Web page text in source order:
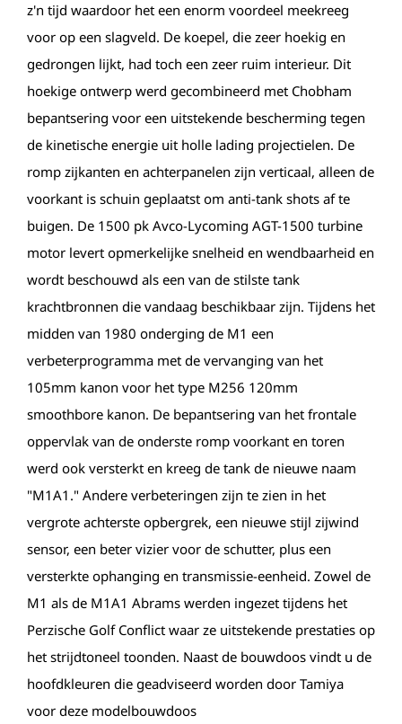
z'n tijd waardoor het een enorm voordeel meekreeg
voor op een slagveld. De koepel, die zeer hoekig en
gedrongen lijkt, had toch een zeer ruim interieur. Dit
hoekige ontwerp werd gecombineerd met Chobham
bepantsering voor een uitstekende bescherming tegen
de kinetische energie uit holle lading projectielen. De
romp zijkanten en achterpanelen zijn verticaal, alleen de
voorkant is schuin geplaatst om anti-tank shots af te
buigen. De 1500 pk Avco-Lycoming AGT-1500 turbine
motor levert opmerkelijke snelheid en wendbaarheid en
wordt beschouwd als een van de stilste tank
krachtbronnen die vandaag beschikbaar zijn. Tijdens het
midden van 1980 onderging de M1 een
verbeterprogramma met de vervanging van het
105mm kanon voor het type M256 120mm
smoothbore kanon. De bepantsering van het frontale
oppervlak van de onderste romp voorkant en toren
werd ook versterkt en kreeg de tank de nieuwe naam
"M1A1." Andere verbeteringen zijn te zien in het
vergrote achterste opbergrek, een nieuwe stijl zijwind
sensor, een beter vizier voor de schutter, plus een
versterkte ophanging en transmissie-eenheid. Zowel de
M1 als de M1A1 Abrams werden ingezet tijdens het
Perzische Golf Conflict waar ze uitstekende prestaties op
het strijdtoneel toonden. Naast de bouwdoos vindt u de
hoofdkleuren die geadviseerd worden door Tamiya
voor deze modelbouwdoos